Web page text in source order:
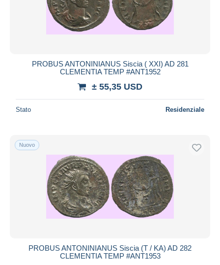
PROBUS ANTONINIANUS Siscia ( XXI) AD 281
CLEMENTIA TEMP #ANT1952
± 55,35 USD
Stato Residenziale
Nuovo
PROBUS ANTONINIANUS Siscia (T / KA) AD 282
CLEMENTIA TEMP #ANT1953